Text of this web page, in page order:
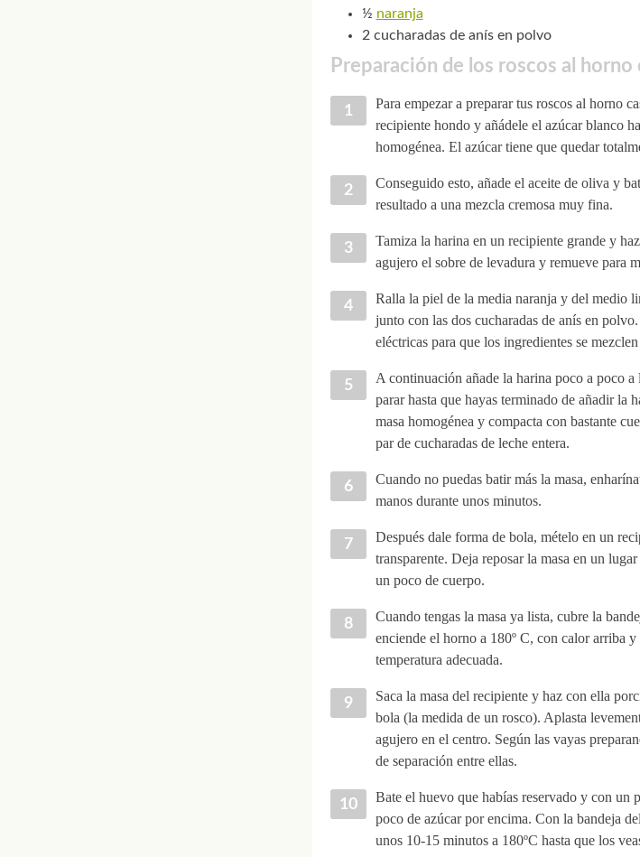
½ naranja
2 cucharadas de anís en polvo
Preparación de los roscos al horno
Para empezar a preparar tus roscos al horno
recipiente hondo y añádele el azúcar blanco
homogénea. El azúcar tiene que quedar
Conseguido esto, añade el aceite de oliva y
resultado a una mezcla cremosa muy fina.
Tamiza la harina en un recipiente grande y
agujero el sobre de levadura y remueve para
Ralla la piel de la media naranja y del medio
junto con las dos cucharadas de anís en
eléctricas para que los ingredientes se
A continuación añade la harina poco a poco
parar hasta que hayas terminado de añadir la
masa homogénea y compacta con bastante
par de cucharadas de leche entera.
Cuando no puedas batir más la masa,
manos durante unos minutos.
Después dale forma de bola, mételo en un
transparente. Deja reposar la masa en un
un poco de cuerpo.
Cuando tengas la masa ya lista, cubre la
enciende el horno a 180º C, con calor arriba
temperatura adecuada.
Saca la masa del recipiente y haz con ella
bola (la medida de un rosco). Aplasta
agujero en el centro. Según las vayas
de separación entre ellas.
Bate el huevo que habías reservado y con un
poco de azúcar por encima. Con la bandeja
unos 10-15 minutos a 180ºC hasta que los